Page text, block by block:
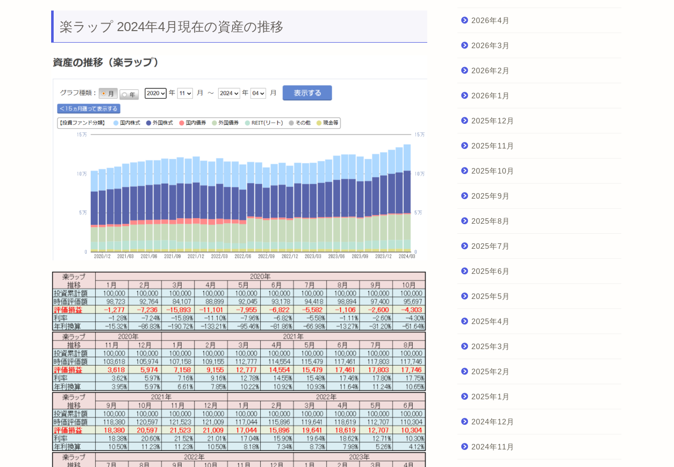
楽ラップ 2024年4月現在の資産の推移 2026年4月
2026年3月
2026年2月
2026年1月
2025年12月
2025年11月
2025年10月
2025年9月
2025年8月
2025年7月
2025年6月
2025年5月
2025年4月
2025年3月
2025年2月
2025年1月
2024年12月
2024年11月